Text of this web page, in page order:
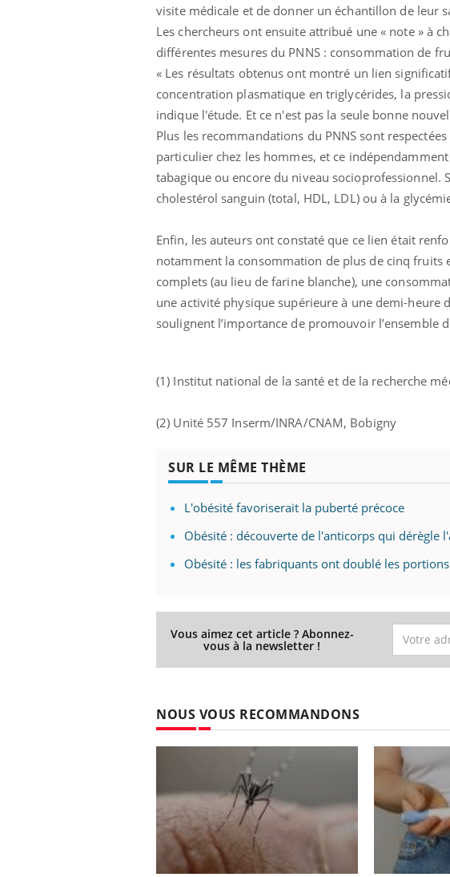
visite médicale et de donner un échantillon de leur
Les chercheurs ont ensuite attribué une « note » à
différentes mesures du PNNS : consommation de
« Les résultats obtenus ont montré un lien
concentration plasmatique en triglycérides, la
indique l'étude. Et ce n'est pas la seule bonne
Plus les recommandations du PNNS sont
particulier chez les hommes, et ce
tabagique ou encore du niveau socioprofessionnel.
cholestérol sanguin (total, HDL, LDL) ou à la
Enfin, les auteurs ont constaté que ce lien était
notamment la consommation de plus de cinq
complets (au lieu de farine blanche), une
une activité physique supérieure à une demi-heure
soulignent l’importance de promouvoir l’ensemble
(1) Institut national de la santé et de la recherche
(2) Unité 557 Inserm/INRA/CNAM, Bobigny
SUR LE MÊME THÈME
L'obésité favoriserait la puberté précoce
Obésité : découverte de l'anticorps qui dérègle
Obésité : les fabriquants ont doublé les
Vous aimez cet article ? Abonnez-
vous à la newsletter !
NOUS VOUS RECOMMANDONS
d'autres non ! D'un côté, poser des
questions sur la maladie d'un proche c'est
même alopécie… Les
carence en fer sont